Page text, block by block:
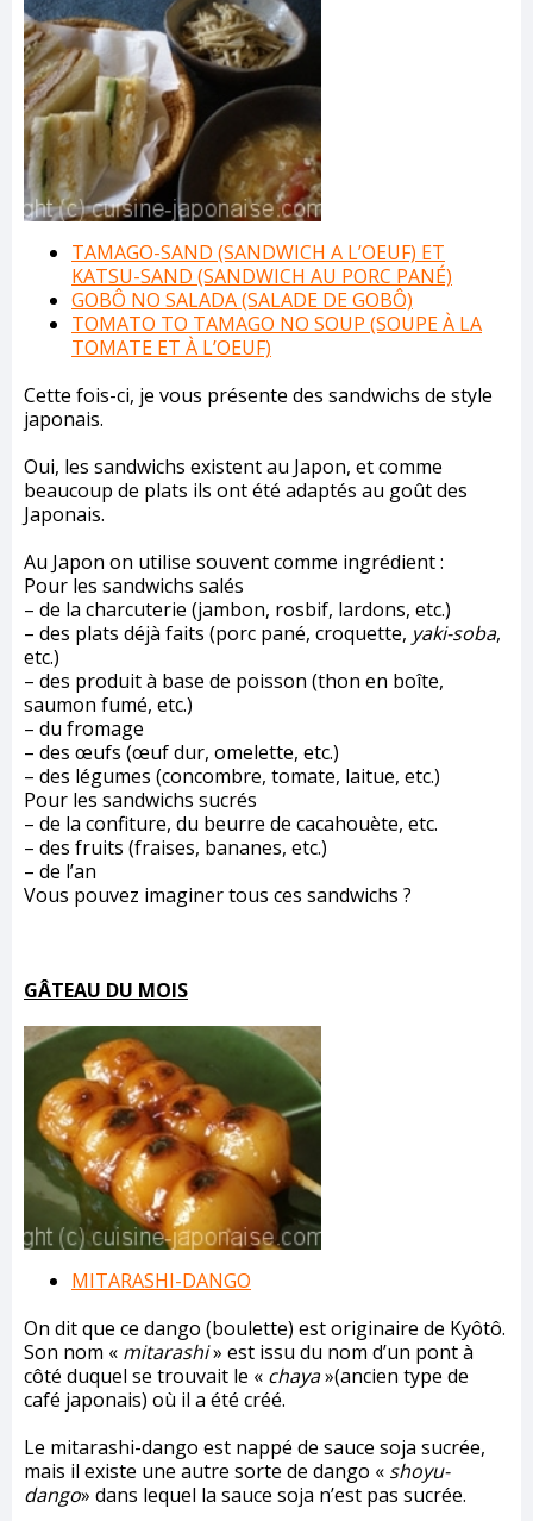
TAMAGO-SAND (SANDWICH A L’OEUF) ET
KATSU-SAND (SANDWICH AU PORC PANÉ)
GOBÔ NO SALADA (SALADE DE GOBÔ)
TOMATO TO TAMAGO NO SOUP (SOUPE À LA
TOMATE ET À L’OEUF)
Cette fois-ci, je vous présente des sandwichs de style
japonais.
Oui, les sandwichs existent au Japon, et comme
beaucoup de plats ils ont été adaptés au goût des
Japonais.
Au Japon on utilise souvent comme ingrédient :
Pour les sandwichs salés
– de la charcuterie (jambon, rosbif, lardons, etc.)
– des plats déjà faits (porc pané, croquette, yaki-soba,
etc.)
– des produit à base de poisson (thon en boîte,
saumon fumé, etc.)
– du fromage
– des œufs (œuf dur, omelette, etc.)
– des légumes (concombre, tomate, laitue, etc.)
Pour les sandwichs sucrés
– de la confiture, du beurre de cacahouète, etc.
– des fruits (fraises, bananes, etc.)
– de l’an
Vous pouvez imaginer tous ces sandwichs ?
GÂTEAU DU MOIS
MITARASHI-DANGO
On dit que ce dango (boulette) est originaire de Kyôtô.
Son nom « mitarashi» est issu du nom d’un pont à
côté duquel se trouvait le « chaya»(ancien type de
café japonais) où il a été créé.
Le mitarashi-dango est nappé de sauce soja sucrée,
mais il existe une autre sorte de dango « shoyu-
dango» dans lequel la sauce soja n’est pas sucrée.